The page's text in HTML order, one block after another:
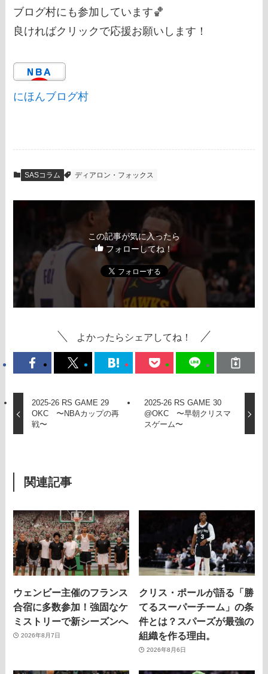
ブログ村にも参加しています🏀
良ければクリックで応援お願いします！
にほんブログ村
SASコラム ディアロン・フォックス
この記事が気に入ったら
フォローしてね！
よかったらシェアしてね！
2025-26 RS GAME 29
OKC 〜NBAカップの再
戦〜
2025-26 RS GAME 30
@OKC 〜早朝クリスマ
スゲーム〜
関連記事
ウェンビー主催のフランス
合宿に多数参加！強固なケ
ミストリーで新シーズンへ
2026年8月7日
クリス・ポールが語る「勝
てるスーパーチーム」の条
件とは？スパーズが最強の
組織を作る理由。
2026年8月6日